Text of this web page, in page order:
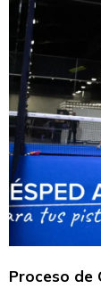
Proceso de